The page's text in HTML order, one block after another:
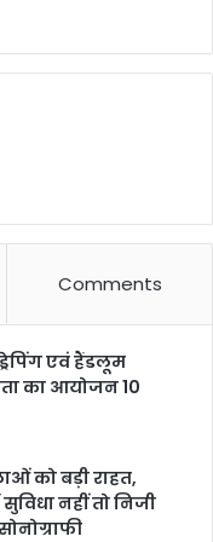
Comments
एवं हैंडलूम
का आयोजन 10
को बड़ी राहत,
नहीं तो निजी